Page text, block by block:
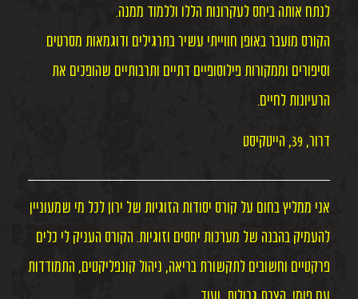
לנתח אותה ביחס לעקרונות הללו וללמוד ממנה.
הקורס מועבר באופן חווייתי עשיר בתרגילים ודוגמאות מסרטים
וסיפורים וממקורות פילוסופיים דתיים ותרבותיים שהופכים את
הרעיונות לחיים.
דרור, 39, הייטקיסט
אני ממליץ בחום על קורס יסודות הזוגיות של ירון לכל מי שמעוניין
להעמיק בהבנה של מערכות יחסים וזוגיות. הקורס העניק לי כלים
פרקטיים וחשובים לתקשורת בריאה, ניהול קונפליקטים, התמודדות